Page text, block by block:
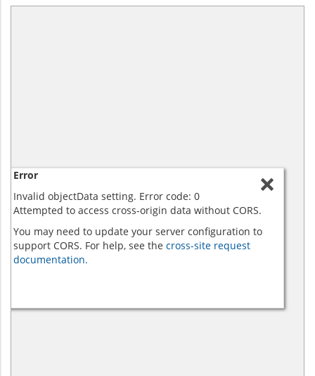
Error
Invalid objectData setting. Error code: 0
Attempted to access cross-origin data without CORS.
You may need to update your server configuration to
support CORS. For help, see the cross-site request
documentation.